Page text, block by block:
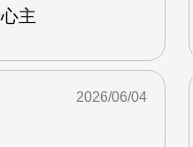
主
2026/06/04